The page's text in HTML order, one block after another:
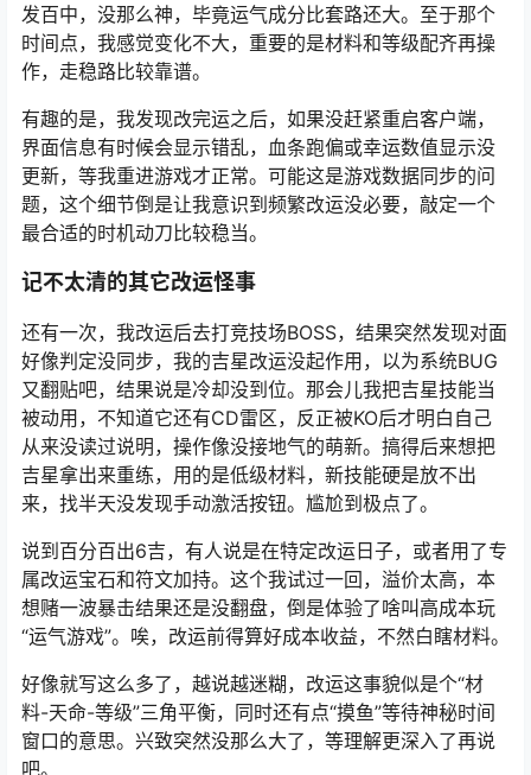
发百中，没那么神，毕竟运气成分比套路还大。至于那个
时间点，我感觉变化不大，重要的是材料和等级配齐再操
作，走稳路比较靠谱。
有趣的是，我发现改完运之后，如果没赶紧重启客户端，
界面信息有时候会显示错乱，血条跑偏或幸运数值显示没
更新，等我重进游戏才正常。可能这是游戏数据同步的问
题，这个细节倒是让我意识到频繁改运没必要，敲定一个
最合适的时机动刀比较稳当。
记不太清的其它改运怪事
还有一次，我改运后去打竞技场BOSS，结果突然发现对面
好像判定没同步，我的吉星改运没起作用，以为系统BUG
又翻贴吧，结果说是冷却没到位。那会儿我把吉星技能当
被动用，不知道它还有CD雷区，反正被KO后才明白自己
从来没读过说明，操作像没接地气的萌新。搞得后来想把
吉星拿出来重练，用的是低级材料，新技能硬是放不出
来，找半天没发现手动激活按钮。尴尬到极点了。
说到百分百出6吉，有人说是在特定改运日子，或者用了专
属改运宝石和符文加持。这个我试过一回，溢价太高，本
想赌一波暴击结果还是没翻盘，倒是体验了啥叫高成本玩
“运气游戏”。唉，改运前得算好成本收益，不然白瞎材料。
好像就写这么多了，越说越迷糊，改运这事貌似是个“材
料-天命-等级”三角平衡，同时还有点“摸鱼”等待神秘时间
窗口的意思。兴致突然没那么大了，等理解更深入了再说
吧。